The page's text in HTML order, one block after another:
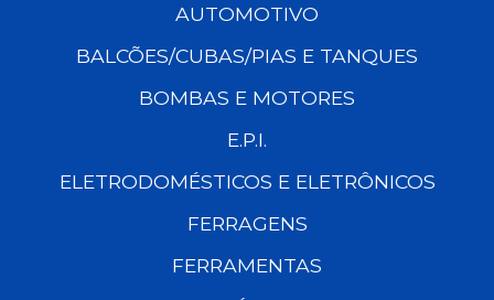
AUTOMOTIVO
BALCÕES/CUBAS/PIAS E TANQUES
BOMBAS E MOTORES
E.P.I.
ELETRODOMÉSTICOS E ELETRÔNICOS
FERRAGENS
FERRAMENTAS